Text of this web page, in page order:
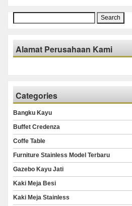
for:
Alamat Perusahaan Kami
Categories
Bangku Kayu
Buffet Credenza
Coffe Table
Furniture Stainless Model Terbaru
Gazebo Kayu Jati
Kaki Meja Besi
Kaki Meja Stainless